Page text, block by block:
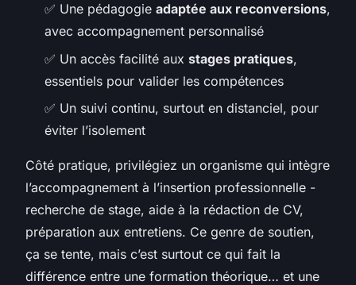
✅ Une pédagogie adaptée aux reconversions,
avec accompagnement personnalisé
✅ Un accès facilité aux stages pratiques,
essentiels pour valider les compétences
✅ Un suivi continu, surtout en distanciel, pour
éviter l’isolement
Côté pratique, privilégiez un organisme qui intègre
l’accompagnement à l’insertion professionnelle -
recherche de stage, aide à la rédaction de CV,
préparation aux entretiens. Ce genre de soutien,
ça se tente, mais c’est surtout ce qui fait la
différence entre une formation théorique… et une